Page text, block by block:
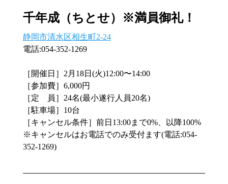
千年成（ちとせ）※満員御礼！
静岡市清水区相生町2-24
電話:054-352-1269
［開催日］2月18日(火)12:00〜14:00
［参加費］6,000円
［定　員］24名(最小遂行人員20名)
［駐車場］10台
［キャンセル条件］前日13:00まで0%、以降100%
※キャンセルはお電話でのみ受付ます(電話:054-
352-1269)